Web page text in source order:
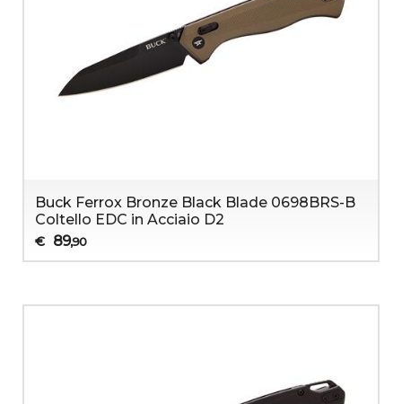
Buck Ferrox Bronze Black Blade 0698BRS-B
Coltello EDC in Acciaio D2
€ 89,90